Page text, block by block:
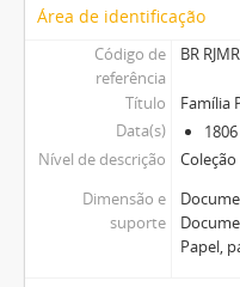
Área de identificação
Código de
referência
BR
Título
Família
Data(s)
Nível de descrição
Coleção
Dimensão e
suporte
Papel,